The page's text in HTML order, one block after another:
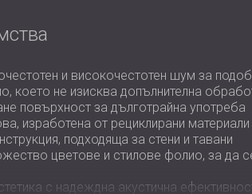
и високочестотен шум за
което не изисква допълнителна
повърхност за дълготрайна употреба
изработена от рециклирани
подходяща за стени и тавани
цветове и стилове фолио, за да
с надеждна акустична